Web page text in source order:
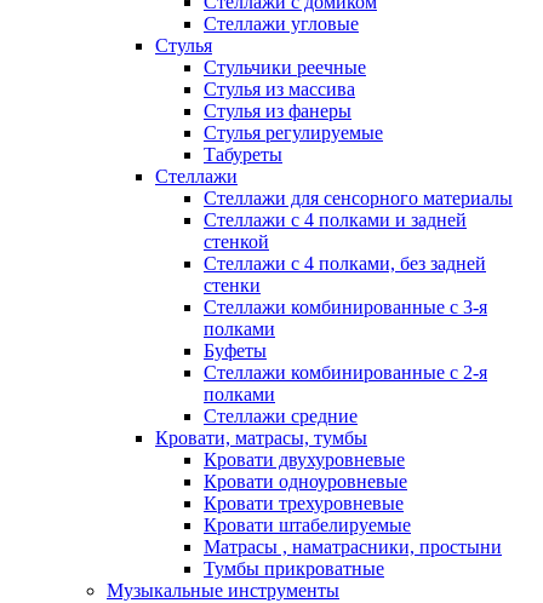
Стеллажи угловые
Стулья
Стульчики реечные
Стулья из массива
Стулья из фанеры
Стулья регулируемые
Табуреты
Стеллажи
Стеллажи для сенсорного материалы
Стеллажи с 4 полками и задней
стенкой
Стеллажи с 4 полками, без задней
стенки
Стеллажи комбинированные с 3-я
полками
Буфеты
Стеллажи комбинированные с 2-я
полками
Стеллажи средние
Кровати, матрасы, тумбы
Кровати двухуровневые
Кровати одноуровневые
Кровати трехуровневые
Кровати штабелируемые
Матрасы , наматрасники, простыни
Тумбы прикроватные
Музыкальные инструменты